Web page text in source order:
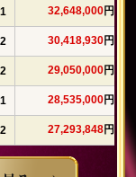
32,648,000円
30,418,930円
29,050,000円
28,535,000円
27,293,848円